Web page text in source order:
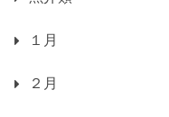
１月
２月